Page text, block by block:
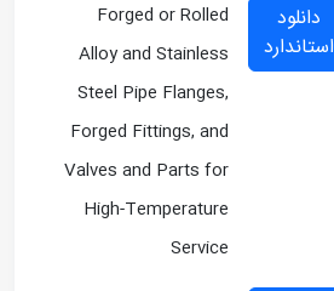
دانلود
استاندارد
Forged or Rolled
Alloy and Stainless
Steel Pipe Flanges,
Forged Fittings, and
Valves and Parts for
High-Temperature
Service